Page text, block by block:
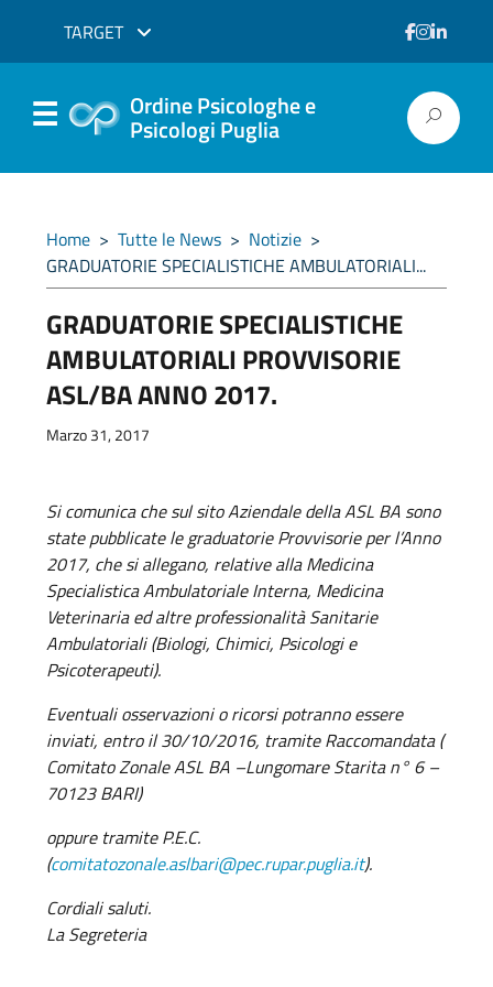
TARGET
Ordine Psicologhe e
Psicologi Puglia
Home > Tutte le News > Notizie >
GRADUATORIE SPECIALISTICHE AMBULATORIALI...
GRADUATORIE SPECIALISTICHE
AMBULATORIALI PROVVISORIE
ASL/BA ANNO 2017.
Marzo 31, 2017
Si comunica che sul sito Aziendale della ASL BA sono
state pubblicate le graduatorie Provvisorie per l’Anno
2017, che si allegano, relative alla Medicina
Specialistica Ambulatoriale Interna, Medicina
Veterinaria ed altre professionalità Sanitarie
Ambulatoriali (Biologi, Chimici, Psicologi e
Psicoterapeuti).
Eventuali osservazioni o ricorsi potranno essere
inviati, entro il 30/10/2016, tramite Raccomandata (
Comitato Zonale ASL BA –Lungomare Starita n° 6 –
70123 BARI)
oppure tramite P.E.C.
(comitatozonale.aslbari@pec.rupar.puglia.it).
Cordiali saluti.
La Segreteria